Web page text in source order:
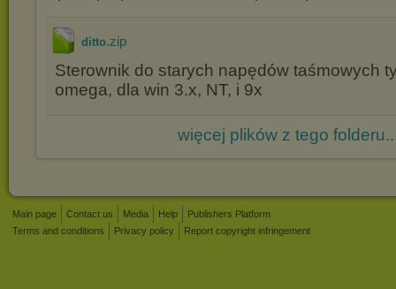
ditto.zip
Sterownik do starych napędów taśmowych
omega, dla win 3.x, NT, i 9x
więcej plików z tego
Main page Contact us Media Help
Publishers Platform
Terms and conditions
Privacy policy Report copyright infringement